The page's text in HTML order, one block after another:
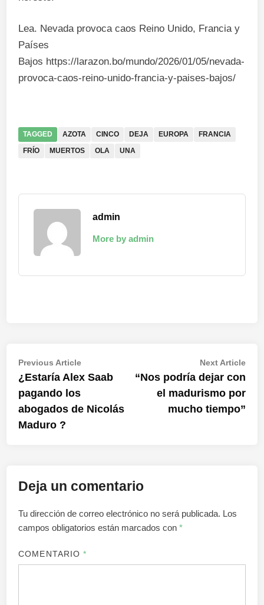
Lea. Nevada provoca caos Reino Unido, Francia y
Países
Bajos https://larazon.bo/mundo/2026/01/05/nevada-
provoca-caos-reino-unido-francia-y-paises-bajos/
TAGGED AZOTA CINCO DEJA EUROPA
FRANCIA
FRÍO
MUERTOS OLA UNA
admin
More by admin
Navegación
de
entradas
Previous ArticlePrevious
article:
¿Estaría Alex Saab
pagando los
abogados de Nicolás
Maduro ?
Next ArticleNext
“Nos podría dejar con
el madurismo por
mucho tiempo”
Deja un comentario
Tu dirección de correo electrónico no será publicada. Los
campos obligatorios están marcados con*
COMENTARIO*